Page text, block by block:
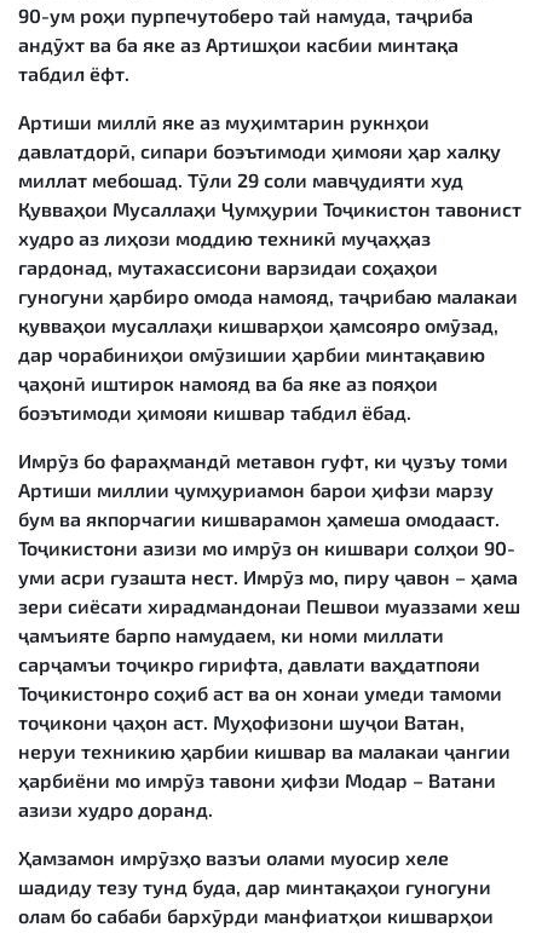
90-ум роҳи пурпечутоберо тай намуда, таҷриба
андӯхт ва ба яке аз Артишҳои касбии минтақа
табдил ёфт.
Артиши миллӣ яке аз муҳимтарин рукнҳои
давлатдорӣ, сипари боэътимоди ҳимояи ҳар халқу
миллат мебошад. Тӯли 29 соли мавҷудияти худ
Қувваҳои Мусаллаҳи Ҷумҳурии Тоҷикистон тавонист
худро аз лиҳози моддию техникӣ муҷаҳҳаз
гардонад, мутахассисони варзидаи соҳаҳои
гуногуни ҳарбиро омода намояд, таҷрибаю малакаи
қувваҳои мусаллаҳи кишварҳои ҳамсояро омӯзад,
дар чорабиниҳои омӯзишии ҳарбии минтақавию
ҷаҳонӣ иштирок намояд ва ба яке аз пояҳои
боэътимоди ҳимояи кишвар табдил ёбад.
Имрӯз бо фараҳмандӣ метавон гуфт, ки ҷузъу томи
Артиши миллии ҷумҳуриамон барои ҳифзи марзу
бум ва якпорчагии кишварамон ҳамеша омодааст.
Тоҷикистони азизи мо имрӯз он кишвари солҳои 90-
уми асри гузашта нест. Имрӯз мо, пиру ҷавон – ҳама
зери сиёсати хирадмандонаи Пешвои муаззами хеш
ҷамъияте барпо намудаем, ки номи миллати
сарҷамъи тоҷикро гирифта, давлати ваҳдатпояи
Тоҷикистонро соҳиб аст ва он хонаи умеди тамоми
тоҷикони ҷаҳон аст. Муҳофизони шуҷои Ватан,
неруи техникию ҳарбии кишвар ва малакаи ҷангии
ҳарбиёни мо имрӯз тавони ҳифзи Модар – Ватани
азизи худро доранд.
Ҳамзамон имрӯзҳо вазъи олами муосир хеле
шадиду тезу тунд буда, дар минтақаҳои гуногуни
олам бо сабаби бархӯрди манфиатҳои кишварҳои